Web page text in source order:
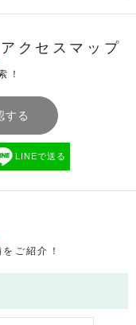
アクセスマップ
！
する
LINEで送る
ご紹介！